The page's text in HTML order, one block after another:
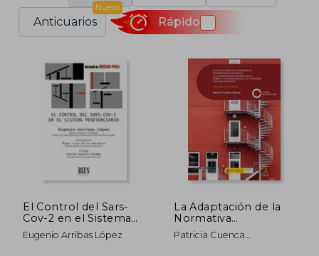
Anticuarios
Nuevo
Rápido
El Control del Sars-
Cov-2 en el Sistema
Penitenciario
(Derecho Penal)
Eugenio Arribas López
La Adaptación de la
Normativa
Penitenciaria
Española a la
Patricia Cuenca